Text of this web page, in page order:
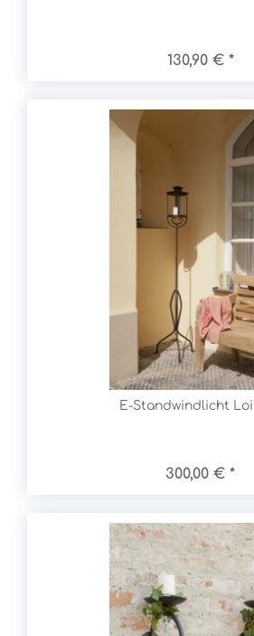
130,90 € *
E-Standwindlicht
300,00 € *